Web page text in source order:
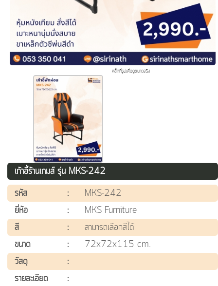
คลิ๊กที่รูปเพื่อดูขนาดจริง
เก้าอี้ร้านเกมส์ รุ่น MKS-242
รหัส
:
MKS-242
ยี่ห้อ
:
MKS Furniture
สี
:
สามารถเลือกสีได้
ขนาด
:
72x72x115 cm.
วัสดุ
:
รายละเอียด
: